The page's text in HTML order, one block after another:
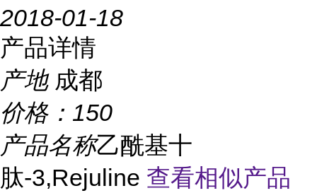
2018-01-18
产品详情
产地 成都
价格： 150
产品名称乙酰基十
肽-3,Rejuline 查看相似产品